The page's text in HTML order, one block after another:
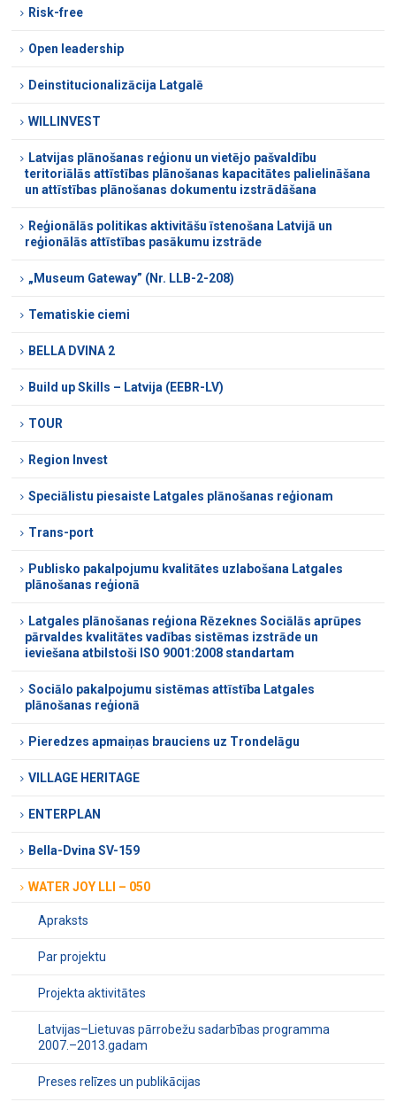
Risk-free
Open leadership
Deinstitucionalizācija Latgalē
WILLINVEST
Latvijas plānošanas reģionu un vietējo pašvaldību
teritoriālās attīstības plānošanas kapacitātes palielināšana
un attīstības plānošanas dokumentu izstrādāšana
Reģionālās politikas aktivitāšu īstenošana Latvijā un
reģionālās attīstības pasākumu izstrāde
„Museum Gateway” (Nr. LLB-2-208)
Tematiskie ciemi
BELLA DVINA 2
Build up Skills – Latvija (EEBR-LV)
TOUR
Region Invest
Speciālistu piesaiste Latgales plānošanas reģionam
Trans-port
Publisko pakalpojumu kvalitātes uzlabošana Latgales
plānošanas reģionā
Latgales plānošanas reģiona Rēzeknes Sociālās aprūpes
pārvaldes kvalitātes vadības sistēmas izstrāde un
ieviešana atbilstoši ISO 9001:2008 standartam
Sociālo pakalpojumu sistēmas attīstība Latgales
plānošanas reģionā
Pieredzes apmaiņas brauciens uz Trondelāgu
VILLAGE HERITAGE
ENTERPLAN
Bella-Dvina SV-159
WATER JOY LLI – 050
Apraksts
Par projektu
Projekta aktivitātes
Latvijas–Lietuvas pārrobežu sadarbības programma
2007.–2013.gadam
Preses relīzes un publikācijas